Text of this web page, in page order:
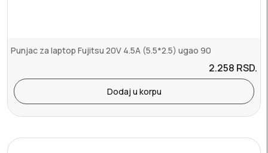
Punjac za laptop Fujitsu 20V 4.5A (5.5*2.5) ugao 90
2.258 RSD.
Dodaj u korpu